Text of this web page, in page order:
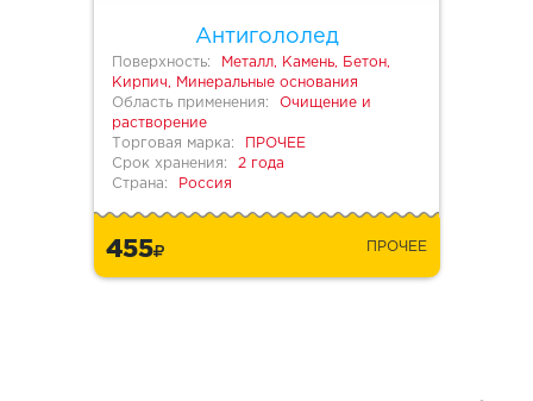
Антигололед
Поверхность:
Металл, Камень, Бетон,
Кирпич, Минеральные основания
Область применения:
Очищение и
растворение
Торговая марка:
ПРОЧЕЕ
Срок хранения:
2 года
Страна:
Россия
455 ПРОЧЕЕ